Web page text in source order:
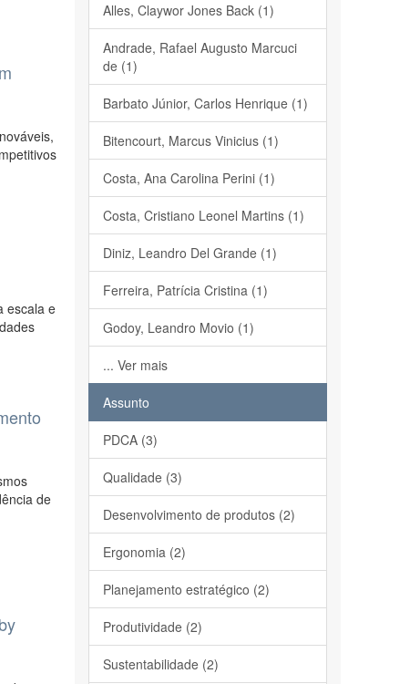
escala e
de
Alles, Claywor Jones Back (1)
Andrade, Rafael Augusto Marcuci
de (1)
Barbato Júnior, Carlos Henrique (1)
Bitencourt, Marcus Vinicius (1)
Costa, Ana Carolina Perini (1)
Costa, Cristiano Leonel Martins (1)
Diniz, Leandro Del Grande (1)
Ferreira, Patrícia Cristina (1)
Godoy, Leandro Movio (1)
... Ver mais
Assunto
PDCA (3)
Qualidade (3)
Desenvolvimento de produtos (2)
Ergonomia (2)
Planejamento estratégico (2)
Produtividade (2)
Sustentabilidade (2)